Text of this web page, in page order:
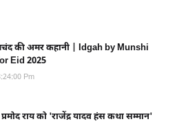
की अमर कहानी | Idgah by Munshi
Eid 2025
Pm
राय को 'राजेंद्र यादव हंस कथा सम्मान'